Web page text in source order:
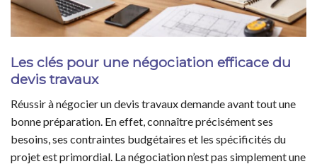
Les clés pour une négociation efficace du
devis travaux
Réussir à négocier un devis travaux demande avant tout une
bonne préparation. En effet, connaître précisément ses
besoins, ses contraintes budgétaires et les spécificités du
projet est primordial. La négociation n’est pas simplement une